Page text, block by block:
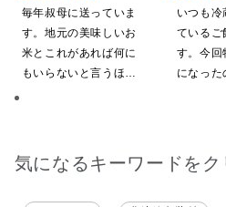
屋礒五郎
り）
いつも冷
ているご
す。今
になった
途】【化粧箱包装付/オン
ライン限定】
毎年叔母に送っていま
す。地元の美味しいお
米とこれがあれば何に
もいらないと言うほど
気になるキーワードをク